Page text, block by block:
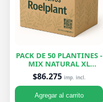
PACK DE 50 PLANTINES -
MIX NATURAL XL
EXCLUSIVOS
$86.275 imp. incl.
Agregar al carrito